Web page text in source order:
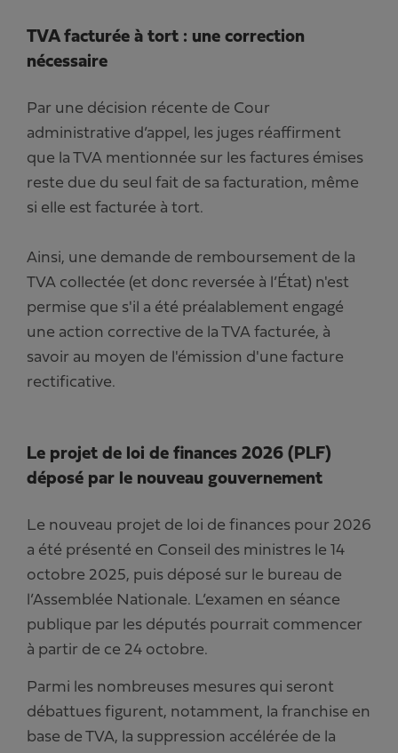
TVA facturée à tort : une correction
nécessaire
Par une décision récente de Cour
administrative d’appel, les juges réaffirment
que la TVA mentionnée sur les factures émises
reste due du seul fait de sa facturation, même
si elle est facturée à tort.
Ainsi, une demande de remboursement de la
TVA collectée (et donc reversée à l’État) n'est
permise que s'il a été préalablement engagé
une action corrective de la TVA facturée, à
savoir au moyen de l'émission d'une facture
rectificative.
Le projet de loi de finances 2026 (PLF)
déposé par le nouveau gouvernement
Le nouveau projet de loi de finances pour 2026
a été présenté en Conseil des ministres le 14
octobre 2025, puis déposé sur le bureau de
l’Assemblée Nationale. L’examen en séance
publique par les députés pourrait commencer
à partir de ce 24 octobre.
Parmi les nombreuses mesures qui seront
débattues figurent, notamment, la franchise en
base de TVA, la suppression accélérée de la